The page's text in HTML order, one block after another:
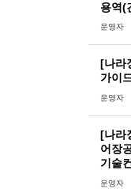
용역(
운영자
[나라
가이
운영자
[나라
어장
기술
운영자